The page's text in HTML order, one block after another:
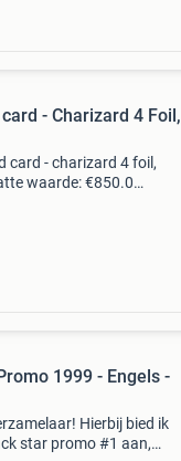
- Charizard 4 Foil,
card - charizard 4 foil,
waarde: €850.0
1999 - Engels -
Hierbij bied ik
star promo #1 aan,